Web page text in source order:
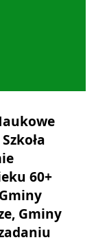
60+
Gminy